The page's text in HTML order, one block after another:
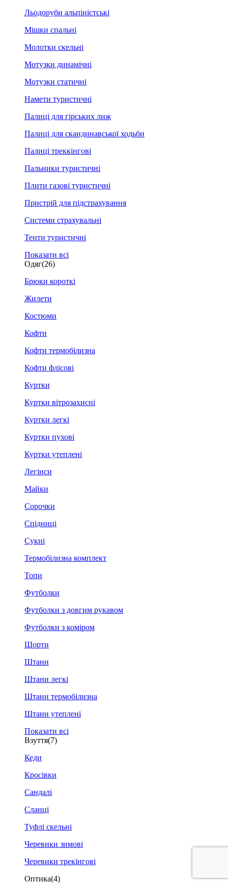
Льодоруби альпіністські
Мішки спальні
Молотки скельні
Мотузки динамічні
Мотузки статичні
Намети туристичні
Палиці для гірських лиж
Палиці для скандинавської ходьби
Палиці треккінгові
Пальники туристичні
Плити газові туристичні
Пристрій для підстрахування
Системи страхувальні
Тенти туристичні
Показати всі
Одяг(26)
Брюки короткі
Жилети
Костюми
Кофти
Кофти термобілизна
Кофти флісові
Куртки
Куртки вітрозахисні
Куртки легкі
Куртки пухові
Куртки утеплені
Легінси
Майки
Сорочки
Спідниці
Сукні
Термобілизна комплект
Топи
Футболки
Футболки з довгим рукавом
Футболки з коміром
Шорти
Штани
Штани легкі
Штани термобілизна
Штани утеплені
Показати всі
Взуття(7)
Кеди
Кросівки
Сандалі
Сланці
Туфлі скельні
Черевики зимові
Черевики трекінгові
Оптика(4)